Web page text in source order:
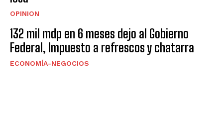
OPINION
132 mil mdp en 6 meses dejo al Gobierno
Federal, Impuesto a refrescos y chatarra
ECONOMÍA-NEGOCIOS